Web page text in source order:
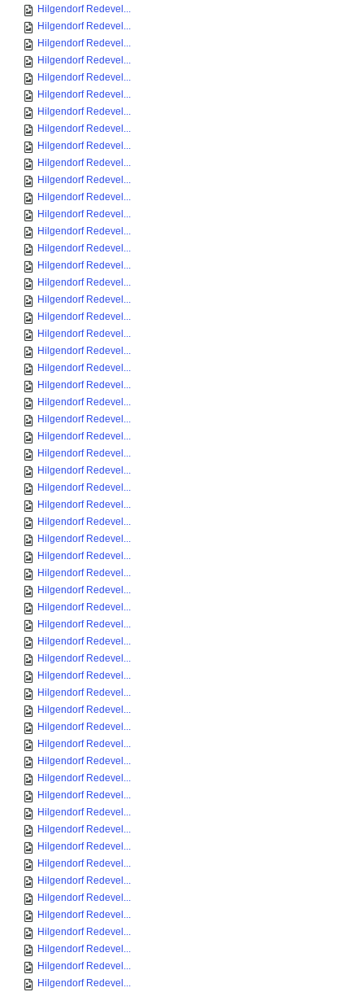
Hilgendorf Redevel...
Hilgendorf Redevel...
Hilgendorf Redevel...
Hilgendorf Redevel...
Hilgendorf Redevel...
Hilgendorf Redevel...
Hilgendorf Redevel...
Hilgendorf Redevel...
Hilgendorf Redevel...
Hilgendorf Redevel...
Hilgendorf Redevel...
Hilgendorf Redevel...
Hilgendorf Redevel...
Hilgendorf Redevel...
Hilgendorf Redevel...
Hilgendorf Redevel...
Hilgendorf Redevel...
Hilgendorf Redevel...
Hilgendorf Redevel...
Hilgendorf Redevel...
Hilgendorf Redevel...
Hilgendorf Redevel...
Hilgendorf Redevel...
Hilgendorf Redevel...
Hilgendorf Redevel...
Hilgendorf Redevel...
Hilgendorf Redevel...
Hilgendorf Redevel...
Hilgendorf Redevel...
Hilgendorf Redevel...
Hilgendorf Redevel...
Hilgendorf Redevel...
Hilgendorf Redevel...
Hilgendorf Redevel...
Hilgendorf Redevel...
Hilgendorf Redevel...
Hilgendorf Redevel...
Hilgendorf Redevel...
Hilgendorf Redevel...
Hilgendorf Redevel...
Hilgendorf Redevel...
Hilgendorf Redevel...
Hilgendorf Redevel...
Hilgendorf Redevel...
Hilgendorf Redevel...
Hilgendorf Redevel...
Hilgendorf Redevel...
Hilgendorf Redevel...
Hilgendorf Redevel...
Hilgendorf Redevel...
Hilgendorf Redevel...
Hilgendorf Redevel...
Hilgendorf Redevel...
Hilgendorf Redevel...
Hilgendorf Redevel...
Hilgendorf Redevel...
Hilgendorf Redevel...
Hilgendorf Redevel...